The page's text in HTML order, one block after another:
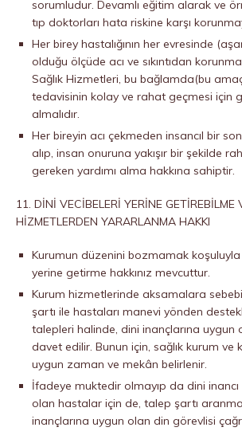
sorumludur. Devamlı eğitim alarak ve
tıp doktorları hata riskine karşı
Her birey hastalığının her evresinde
olduğu ölçüde acı ve sıkıntıdan
Sağlık Hizmetleri, bu bağlamda(bu
tedavisinin kolay ve rahat geçmesi için
almalıdır.
Her bireyin acı çekmeden insancıl bir
alıp, insan onuruna yakışır bir şekilde
gereken yardımı alma hakkına sahiptir.
11. DİNİ VECİBELERİ YERİNE GETİREBİLME
HİZMETLERDEN YARARLANMA HAKKI
Kurumun düzenini bozmamak
yerine getirme hakkınız mevcuttur.
Kurum hizmetlerinde aksamalara
şartı ile hastaları manevi yönden
talepleri halinde, dini inançlarına uygun
davet edilir. Bunun için, sağlık kurum ve
uygun zaman ve mekân belirlenir.
İfadeye muktedir olmayıp da dini
olan hastalar için de, talep şartı
inançlarına uygun olan din görevlisi